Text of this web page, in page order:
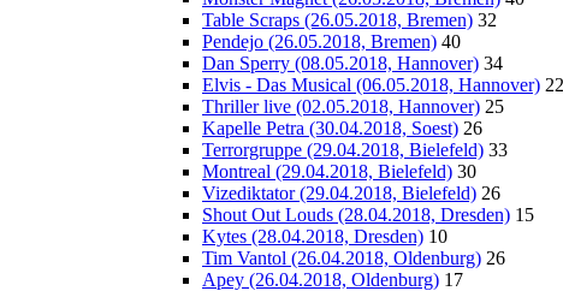
Table Scraps (26.05.2018, Bremen) 32
Pendejo (26.05.2018, Bremen) 40
Dan Sperry (08.05.2018, Hannover) 34
Elvis - Das Musical (06.05.2018, Hannover) 22
Thriller live (02.05.2018, Hannover) 25
Kapelle Petra (30.04.2018, Soest) 26
Terrorgruppe (29.04.2018, Bielefeld) 33
Montreal (29.04.2018, Bielefeld) 30
Vizediktator (29.04.2018, Bielefeld) 26
Shout Out Louds (28.04.2018, Dresden) 15
Kytes (28.04.2018, Dresden) 10
Tim Vantol (26.04.2018, Oldenburg) 26
Apey (26.04.2018, Oldenburg) 17